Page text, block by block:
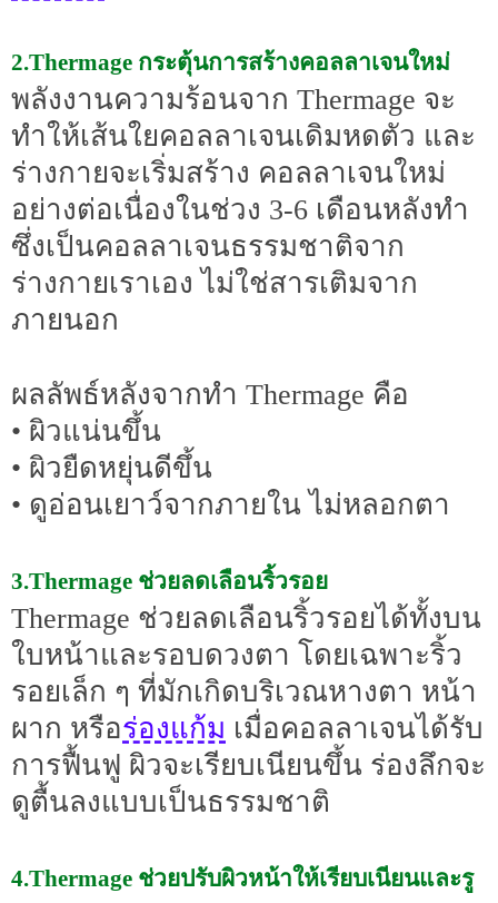
2.Thermage กระตุ้นการสร้างคอลลาเจนใหม่
พลังงานความร้อนจาก Thermage จะ
ทำให้เส้นใยคอลลาเจนเดิมหดตัว และ
ร่างกายจะเริ่มสร้าง คอลลาเจนใหม่
อย่างต่อเนื่องในช่วง 3-6 เดือนหลังทำ
ซึ่งเป็นคอลลาเจนธรรมชาติจาก
ร่างกายเราเอง ไม่ใช่สารเติมจาก
ภายนอก
ผลลัพธ์หลังจากทำ Thermage คือ
• ผิวแน่นขึ้น
• ผิวยืดหยุ่นดีขึ้น
• ดูอ่อนเยาว์จากภายใน ไม่หลอกตา
3.Thermage ช่วยลดเลือนริ้วรอย
Thermage ช่วยลดเลือนริ้วรอยได้ทั้งบน
ใบหน้าและรอบดวงตา โดยเฉพาะริ้ว
รอยเล็ก ๆ ที่มักเกิดบริเวณหางตา หน้า
ผาก หรือร่องแก้ม เมื่อคอลลาเจนได้รับ
การฟื้นฟู ผิวจะเรียบเนียนขึ้น ร่องลึกจะ
ดูตื้นลงแบบเป็นธรรมชาติ
4.Thermage ช่วยปรับผิวหน้าให้เรียบเนียนและรู